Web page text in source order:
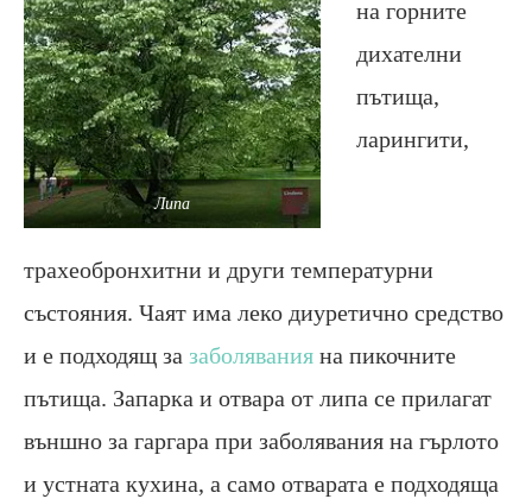
Липа
на горните
дихателни
пътища,
ларингити,
трахеобронхитни и други температурни
състояния. Чаят има леко диуретично средство
и е подходящ за заболявания на пикочните
пътища. Запарка и отвара от липа се прилагат
външно за гаргара при заболявания на гърлото
и устната кухина, а само отварата е подходяща